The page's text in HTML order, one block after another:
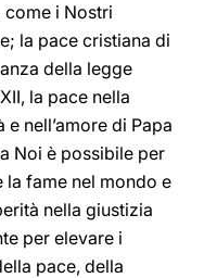
i Nostri
la pace cristiana di
della legge
la pace nella
nell’amore di Papa
Noi è possibile per
fame nel mondo e
nella giustizia
per elevare i
pace, della